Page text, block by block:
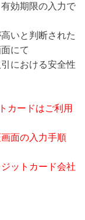
効期限の入力で
いと判断された
にて
における安全性
カードはご利用
面の入力手順
ットカード会社